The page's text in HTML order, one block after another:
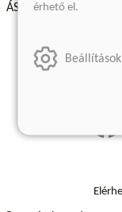
ÁSZF - Vásárlási
Szállítási
érhető el.
Beállítások